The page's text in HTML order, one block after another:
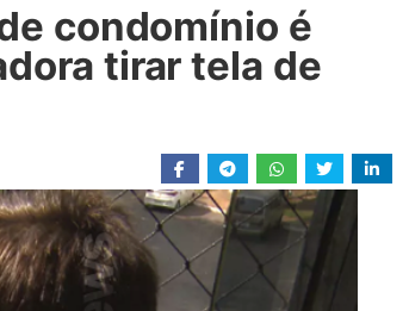
condomínio é
tirar tela de